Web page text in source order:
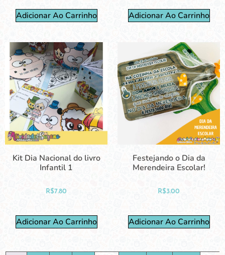
Adicionar Ao Carrinho Adicionar Ao Carrinho
Kit Dia Nacional do livro
Infantil 1
R$7.80
Adicionar Ao Carrinho
Festejando o Dia da
Merendeira Escolar!
R$3.00
Adicionar Ao Carrinho